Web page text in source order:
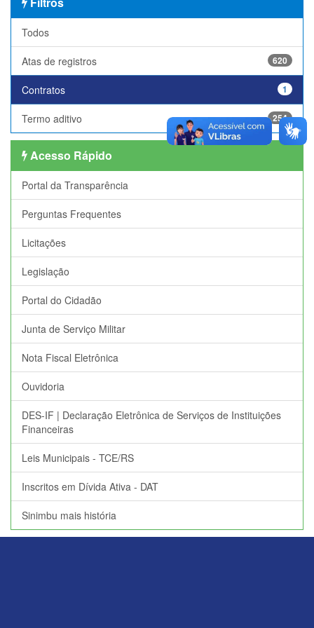
Todos
620
Atas de registros
1
Contratos
254
Termo aditivo
Acesso Rápido
Portal da Transparência
Perguntas Frequentes
Licitações
Legislação
Portal do Cidadão
Junta de Serviço Militar
Nota Fiscal Eletrônica
Ouvidoria
DES-IF | Declaração Eletrônica de Serviços de Instituições
Financeiras
Leis Municipais - TCE/RS
Inscritos em Dívida Ativa - DAT
Sinimbu mais história